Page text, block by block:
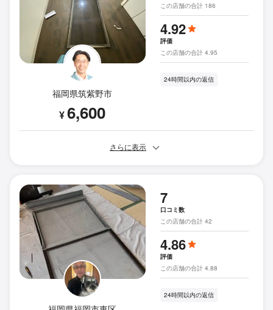
福岡県筑紫野市
¥6,600
この店舗の合計 186
4.92
評価
この店舗の合計 4.95
24時間以内の返信
さらに表示
7
口コミ数
この店舗の合計 42
4.86
評価
この店舗の合計 4.88
24時間以内の返信